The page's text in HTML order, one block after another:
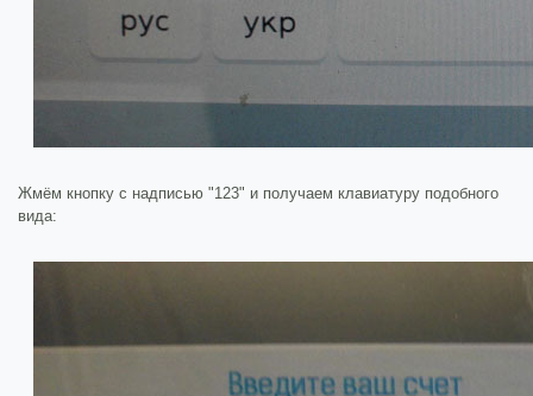
Жмём кнопку с надписью "123" и получаем клавиатуру подобного
вида: